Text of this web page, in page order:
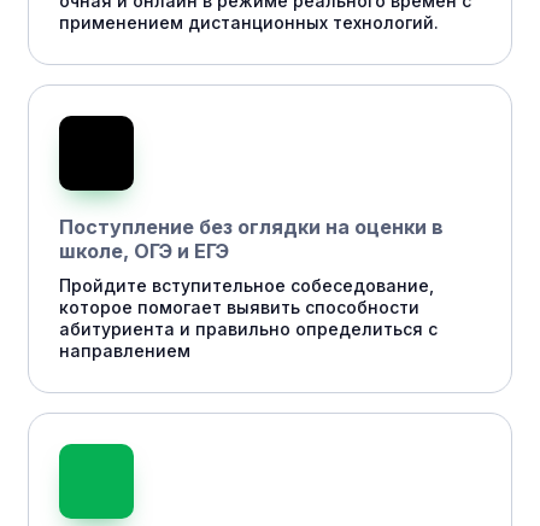
применением дистанционных технологий.
Поступление без оглядки на оценки в
школе, ОГЭ и ЕГЭ
Пройдите вступительное собеседование,
которое помогает выявить способности
абитуриента и правильно определиться с
направлением